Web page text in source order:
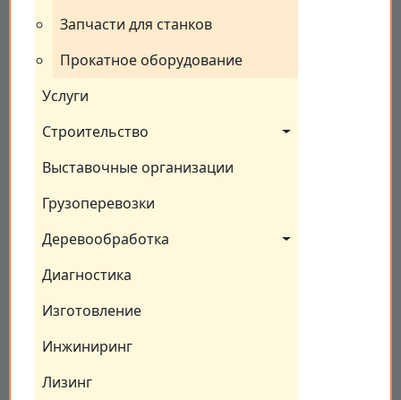
Запчасти для станков
Прокатное оборудование
Услуги
Строительство
Выставочные организации
Грузоперевозки
Деревообработка
Диагностика
Изготовление
Инжиниринг
Лизинг